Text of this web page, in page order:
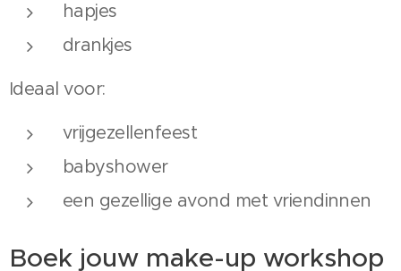
hapjes
drankjes
Ideaal voor:
vrijgezellenfeest
babyshower
een gezellige avond met vriendinnen
Boek jouw make-up workshop